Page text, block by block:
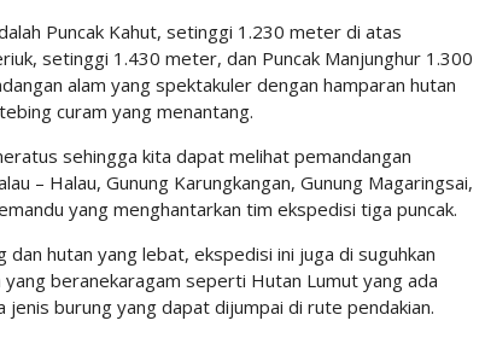
Puncak Kahut, setinggi 1.230 meter di atas
setinggi 1.430 meter, dan Puncak Manjunghur 1.300
alam yang spektakuler dengan hamparan hutan
curam yang menantang.
sehingga kita dapat melihat pemandangan
– Halau, Gunung Karungkangan, Gunung Magaringsai,
yang menghantarkan tim ekspedisi tiga puncak.
dan hutan yang lebat, ekspedisi ini juga di suguhkan
beranekaragam seperti Hutan Lumut yang ada
burung yang dapat dijumpai di rute pendakian.